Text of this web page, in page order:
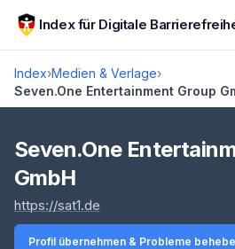
Zum Hauptinhalt springen
Index für Digitale
Index›Medien & Verlage›
Seven.One Entertainment Group
Score lädt
Seven.One
GmbH
https://sat1.de
Profil übernehmen & Probleme